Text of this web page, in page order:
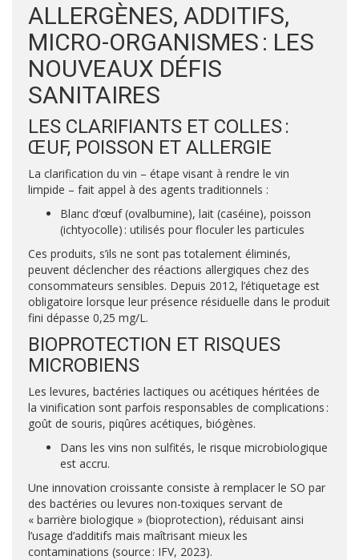
ALLERGÈNES, ADDITIFS,
MICRO-ORGANISMES : LES
NOUVEAUX DÉFIS
SANITAIRES
LES CLARIFIANTS ET COLLES :
ŒUF, POISSON ET ALLERGIE
La clarification du vin – étape visant à rendre le vin
limpide – fait appel à des agents traditionnels :
Blanc d’œuf (ovalbumine), lait (caséine), poisson
(ichtyocolle) : utilisés pour floculer les particules
Ces produits, s’ils ne sont pas totalement éliminés,
peuvent déclencher des réactions allergiques chez des
consommateurs sensibles. Depuis 2012, l’étiquetage est
obligatoire lorsque leur présence résiduelle dans le produit
fini dépasse 0,25 mg/L.
BIOPROTECTION ET RISQUES
MICROBIENS
Les levures, bactéries lactiques ou acétiques héritées de
la vinification sont parfois responsables de complications :
goût de souris, piqûres acétiques, biógènes.
Dans les vins non sulfités, le risque microbiologique
est accru.
Une innovation croissante consiste à remplacer le SO par
des bactéries ou levures non-toxiques servant de
« barrière biologique » (bioprotection), réduisant ainsi
l’usage d’additifs mais maîtrisant mieux les
contaminations (source : IFV, 2023).